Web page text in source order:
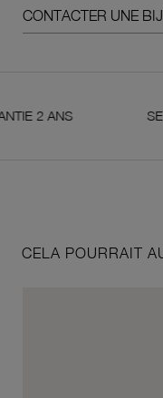
CONTACTER UNE
ANS
CELA POURRAIT